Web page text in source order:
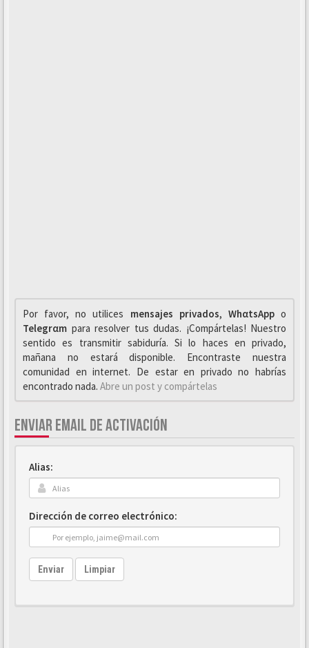
Por favor, no utilices mensajes privados, WhαtsAppo
Telegrαm para resolver tus dudas. ¡Compártelas! Nuestro
sentido es transmitir sabiduría. Si lo haces en privado,
mañana no estará disponible. Encontraste nuestra
comunidad en internet. De estar en privado no habrías
encontrado nada. Abre un post y compártelas
ENVIAR EMAIL DE ACTIVACIÓN
Alias:
Dirección de correo electrónico:
Enviar Limpiar